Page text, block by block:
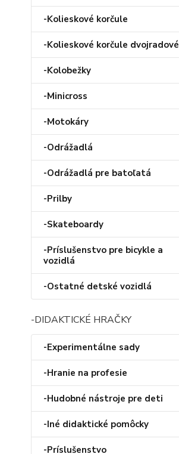
-Kolieskové korčule
-Kolieskové korčule dvojradové
-Kolobežky
-Minicross
-Motokáry
-Odrážadlá
-Odrážadlá pre batoľatá
-Prilby
-Skateboardy
-Príslušenstvo pre bicykle a
vozidlá
-Ostatné detské vozidlá
-DIDAKTICKÉ HRAČKY
-Experimentálne sady
-Hranie na profesie
-Hudobné nástroje pre deti
-Iné didaktické pomôcky
-Príslušenstvo